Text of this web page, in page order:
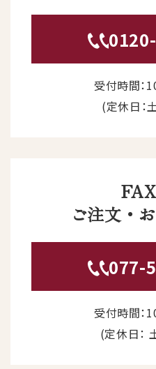
受付時間：
(定休日：
ご注文・
077-
受付時間：
(定休日：